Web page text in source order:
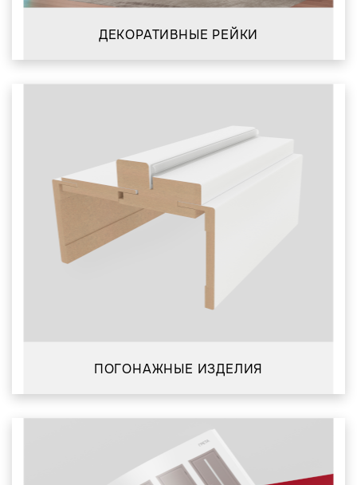
ДЕКОРАТИВНЫЕ РЕЙКИ
ПОГОНАЖНЫЕ ИЗДЕЛИЯ